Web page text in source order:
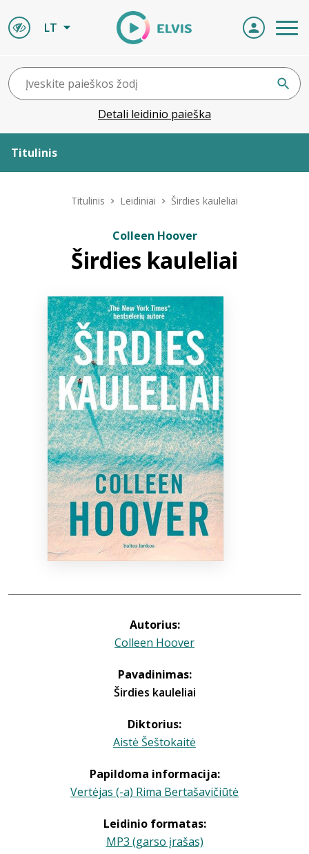
LT
Detali leidinio paieška
Titulinis
ELVIS atvyksta
Naujienos
Bibliotekoms
+370 667 80 541
info@elvislab.lt
Titulinis Leidiniai Širdies kauleliai
Colleen Hoover
Širdies kauleliai
Autorius:
Colleen Hoover
Pavadinimas:
Širdies kauleliai
Diktorius:
Aistė Šeštokaitė
Papildoma informacija:
Vertėjas (-a) Rima Bertašavičiūtė
Leidinio formatas:
MP3 (garso įrašas)